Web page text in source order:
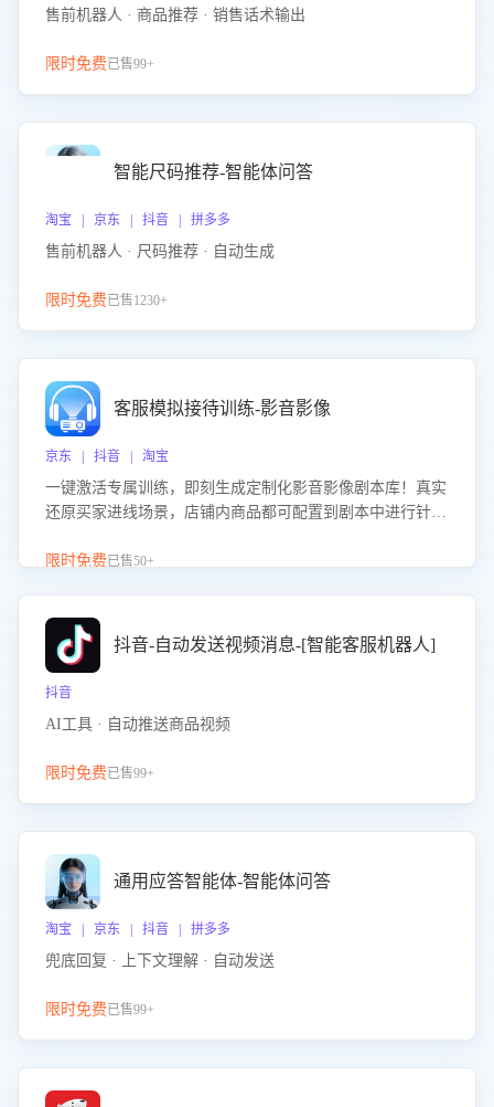
售前机器人 · 商品推荐 · 销售话术输出
限时免费已售99+
智能尺码推荐-智能体问答
淘宝 | 京东 | 抖音 | 拼多多
售前机器人 · 尺码推荐 · 自动生成
限时免费已售1230+
客服模拟接待训练-影音影像
京东 | 抖音 | 淘宝
一键激活专属训练，即刻生成定制化影音影像剧本库！真实
还原买家进线场景，店铺内商品都可配置到剧本中进行针对
击 “立即开通”，快速获取影音影像类目剧本，一键开启客服
限时免费已售50+
抖音-自动发送视频消息-[智能客服机器人]
抖音
AI工具 · 自动推送商品视频
限时免费已售99+
通用应答智能体-智能体问答
淘宝 | 京东 | 抖音 | 拼多多
兜底回复 · 上下文理解 · 自动发送
限时免费已售99+